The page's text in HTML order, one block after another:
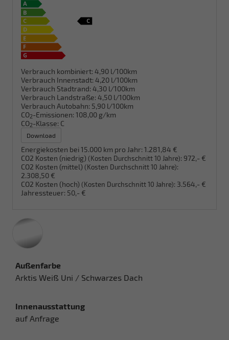
Verbrauch kombiniert: 4,90 l/100km
Verbrauch Innenstadt: 4,20 l/100km
Verbrauch Stadtrand: 4,30 l/100km
Verbrauch Landstraße: 4,50 l/100km
Verbrauch Autobahn: 5,90 l/100km
CO2-Emissionen: 108,00 g/km
CO2-Klasse: C
Download
Energiekosten bei 15.000 km pro Jahr: 1.281,84 €
CO2 Kosten (niedrig) (Kosten Durchschnitt 10 Jahre): 972,- €
CO2 Kosten (mittel) (Kosten Durchschnitt 10 Jahre):
2.308,50 €
CO2 Kosten (hoch) (Kosten Durchschnitt 10 Jahre): 3.564,- €
Jahressteuer: 50,- €
Außenfarbe
Arktis Weiß Uni / Schwarzes Dach
Innenausstattung
auf Anfrage